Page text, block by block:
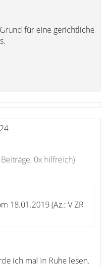
für eine gerichtliche
0x hilfreich)
18.01.2019 (Az.: V ZR
ich mal in Ruhe lesen.